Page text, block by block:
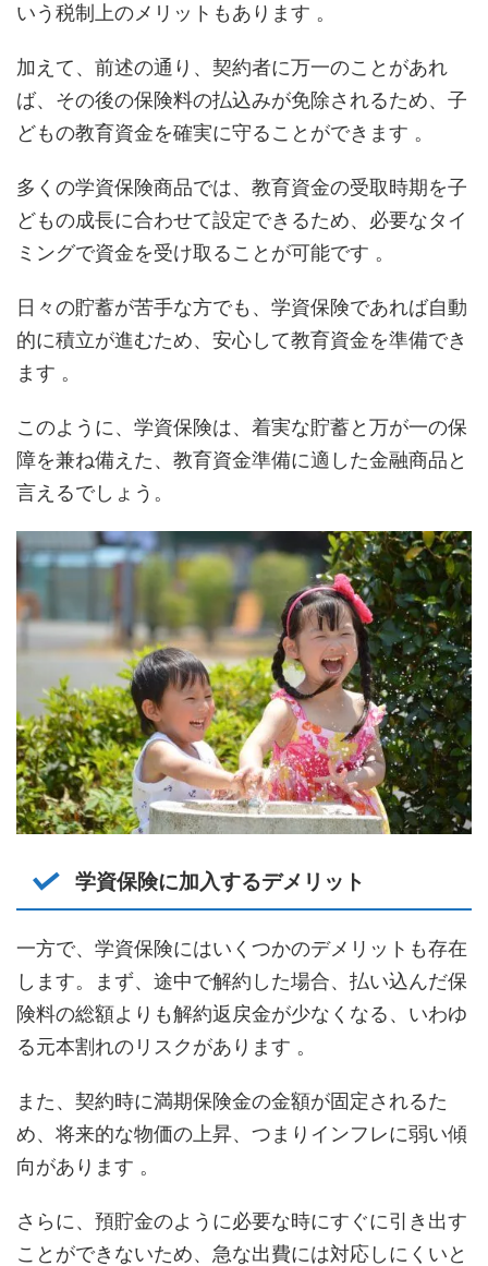
いう税制上のメリットもあります 。
加えて、前述の通り、契約者に万一のことがあれ
ば、その後の保険料の払込みが免除されるため、子
どもの教育資金を確実に守ることができます 。
多くの学資保険商品では、教育資金の受取時期を子
どもの成長に合わせて設定できるため、必要なタイ
ミングで資金を受け取ることが可能です 。
日々の貯蓄が苦手な方でも、学資保険であれば自動
的に積立が進むため、安心して教育資金を準備でき
ます 。
このように、学資保険は、着実な貯蓄と万が一の保
障を兼ね備えた、教育資金準備に適した金融商品と
言えるでしょう。
学資保険に加入するデメリット
一方で、学資保険にはいくつかのデメリットも存在
します。まず、途中で解約した場合、払い込んだ保
険料の総額よりも解約返戻金が少なくなる、いわゆ
る元本割れのリスクがあります 。
また、契約時に満期保険金の金額が固定されるた
め、将来的な物価の上昇、つまりインフレに弱い傾
向があります 。
さらに、預貯金のように必要な時にすぐに引き出す
ことができないため、急な出費には対応しにくいと